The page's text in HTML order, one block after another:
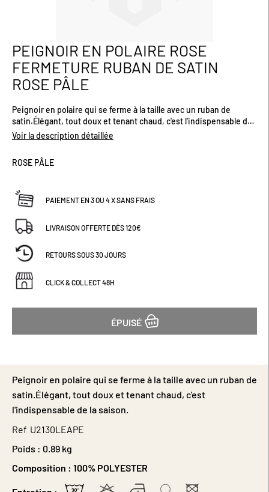
Passer
au
début
de
la
Galerie
d’images
PEIGNOIR EN POLAIRE ROSE
FERMETURE RUBAN DE SATIN
ROSE PÂLE
Peignoir en polaire qui se ferme à la taille avec un ruban de
satin.Élégant, tout doux et tenant chaud, c'est l'indispensable de
la saison.
Voir la description détaillée
ROSE PÂLE
PAIEMENT EN 3 OU 4 X SANS FRAIS
LIVRAISON OFFERTE DÈS 120€
RETOURS SOUS 30 JOURS
CLICK & COLLECT 48H
ÉPUISÉ
Peignoir en polaire qui se ferme à la taille avec un ruban de
satin.Élégant, tout doux et tenant chaud, c'est
l'indispensable de la saison.
Ref U2130LEAPE
Poids : 0.89 kg
Composition : 100% POLYESTER